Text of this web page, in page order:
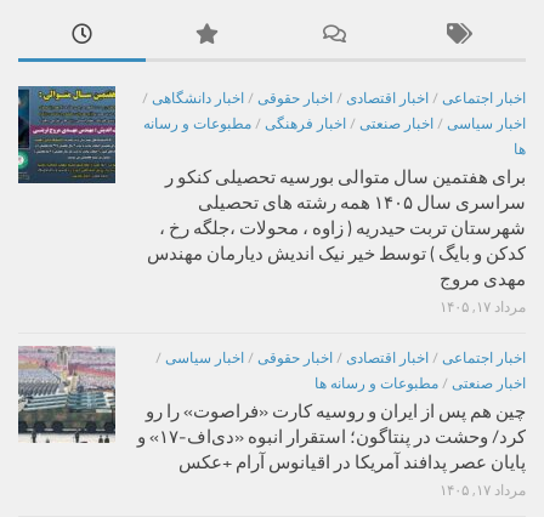
اخبار اجتماعی / اخبار اقتصادی / اخبار حقوقی / اخبار دانشگاهی /
اخبار سیاسی / اخبار صنعتی / اخبار فرهنگی / مطبوعات و رسانه
ها
برای هفتمین سال متوالی بورسیه تحصیلی کنکو ر
سراسری سال ۱۴۰۵ همه رشته های تحصیلی
شهرستان تربت حیدریه ( زاوه ، محولات ،جلگه رخ ،
کدکن و بایگ ) توسط خیر نیک اندیش دیارمان مهندس
مهدی مروج
مرداد ۱۷, ۱۴۰۵
اخبار اجتماعی / اخبار اقتصادی / اخبار حقوقی / اخبار سیاسی /
اخبار صنعتی / مطبوعات و رسانه ها
چین هم پس از ایران و روسیه کارت «فراصوت» را رو
کرد/ وحشت در پنتاگون؛ استقرار انبوه «دی‌اف‑۱۷» و
پایان عصر پدافند آمریکا در اقیانوس آرام +عکس
مرداد ۱۷, ۱۴۰۵